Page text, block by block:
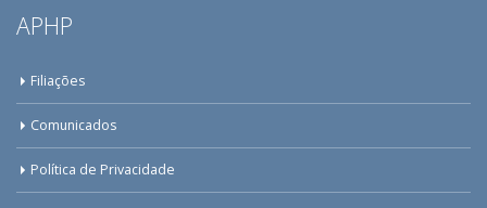
APHP
Filiações
Comunicados
Política de Privacidade